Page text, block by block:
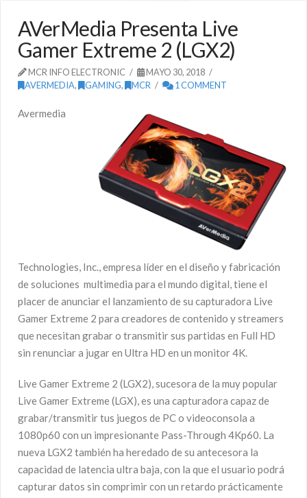
AVerMedia Presenta Live
Gamer Extreme 2 (LGX2)
MCR INFO ELECTRONIC
MAYO 30, 2018
AVERMEDIA, GAMING, MCR 1 COMMENT
Avermedia
Technologies, Inc., empresa líder en el diseño y fabricación
de soluciones multimedia para el mundo digital, tiene el
placer de anunciar el lanzamiento de su capturadora Live
Gamer Extreme 2 para creadores de contenido y streamers
que necesitan grabar o transmitir sus partidas en Full HD
sin renunciar a jugar en Ultra HD en un monitor 4K.
Live Gamer Extreme 2 (LGX2), sucesora de la muy popular
Live Gamer Extreme (LGX), es una capturadora capaz de
grabar/transmitir tus juegos de PC o videoconsola a
1080p60 con un impresionante Pass-Through 4Kp60. La
nueva LGX2 también ha heredado de su antecesora la
capacidad de latencia ultra baja, con la que el usuario podrá
capturar datos sin comprimir con un retardo prácticamente